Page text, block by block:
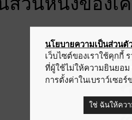
นโยบายความเป็นส่วนตั
เว็บไซต์ของเราใช้คุกกี้
ที่ผู้ใช้ไม่ให้ความยินยอม
การตั้งค่าในเบราว์เซ
ใช่ ฉันให้คว